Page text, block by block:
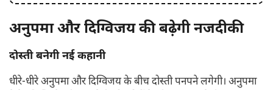
अनुपमा और दिग्विजय की बढ़ेगी नजदीकी
दोस्ती बनेगी नई कहानी
धीरे-धीरे अनुपमा और दिग्विजय के बीच दोस्ती पनपने लगेगी। अनुपमा